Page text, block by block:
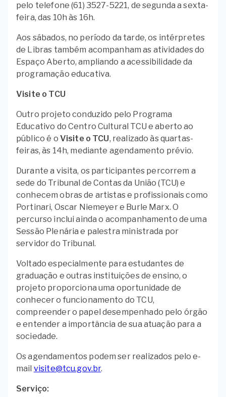
pelo telefone (61) 3527-5221, de segunda a sexta-
feira, das 10h às 16h.
Aos sábados, no período da tarde, os intérpretes
de Libras também acompanham as atividades do
Espaço Aberto, ampliando a acessibilidade da
programação educativa.
Visite o TCU
Outro projeto conduzido pelo Programa
Educativo do Centro Cultural TCU e aberto ao
público é o Visite o TCU, realizado às quartas-
feiras, às 14h, mediante agendamento prévio.
Durante a visita, os participantes percorrem a
sede do Tribunal de Contas da União (TCU) e
conhecem obras de artistas e profissionais como
Portinari, Oscar Niemeyer e Burle Marx. O
percurso inclui ainda o acompanhamento de uma
Sessão Plenária e palestra ministrada por
servidor do Tribunal.
Voltado especialmente para estudantes de
graduação e outras instituições de ensino, o
projeto proporciona uma oportunidade de
conhecer o funcionamento do TCU,
compreender o papel desempenhado pelo órgão
e entender a importância de sua atuação para a
sociedade.
Os agendamentos podem ser realizados pelo e-
mail visite@tcu.gov.br.
Serviço: